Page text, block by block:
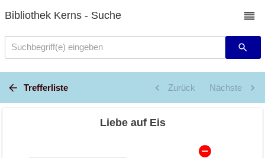
Bibliothek Kerns - Suche
Suchbegriff(e) eingeben
Trefferliste Zurück Nächste
Liebe auf Eis